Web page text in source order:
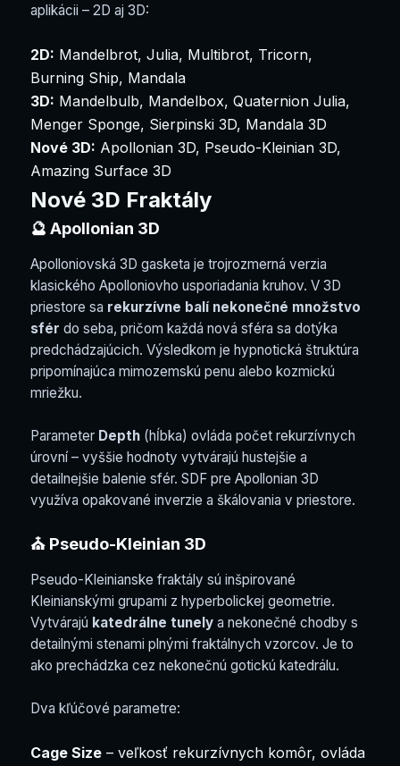
aplikácii – 2D aj 3D:
2D: Mandelbrot, Julia, Multibrot, Tricorn,
Burning Ship, Mandala
3D: Mandelbulb, Mandelbox, Quaternion Julia,
Menger Sponge, Sierpinski 3D, Mandala 3D
Nové 3D: Apollonian 3D, Pseudo-Kleinian 3D,
Amazing Surface 3D
Nové 3D Fraktály
🔮 Apollonian 3D
Apolloniovská 3D gasketa je trojrozmerná verzia
klasického Apolloniovho usporiadania kruhov. V 3D
priestore sa rekurzívne balí nekonečné množstvo
sfér do seba, pričom každá nová sféra sa dotýka
predchádzajúcich. Výsledkom je hypnotická štruktúra
pripomínajúca mimozemskú penu alebo kozmickú
mriežku.
Parameter Depth (hĺbka) ovláda počet rekurzívnych
úrovní – vyššie hodnoty vytvárajú hustejšie a
detailnejšie balenie sfér. SDF pre Apollonian 3D
využíva opakované inverzie a škálovania v priestore.
⛪ Pseudo-Kleinian 3D
Pseudo-Kleinianske fraktály sú inšpirované
Kleinianskými grupami z hyperbolickej geometrie.
Vytvárajú katedrálne tunely a nekonečné chodby s
detailnými stenami plnými fraktálnych vzorcov. Je to
ako prechádzka cez nekonečnú gotickú katedrálu.
Dva kľúčové parametre:
Cage Size – veľkosť rekurzívnych komôr, ovláda